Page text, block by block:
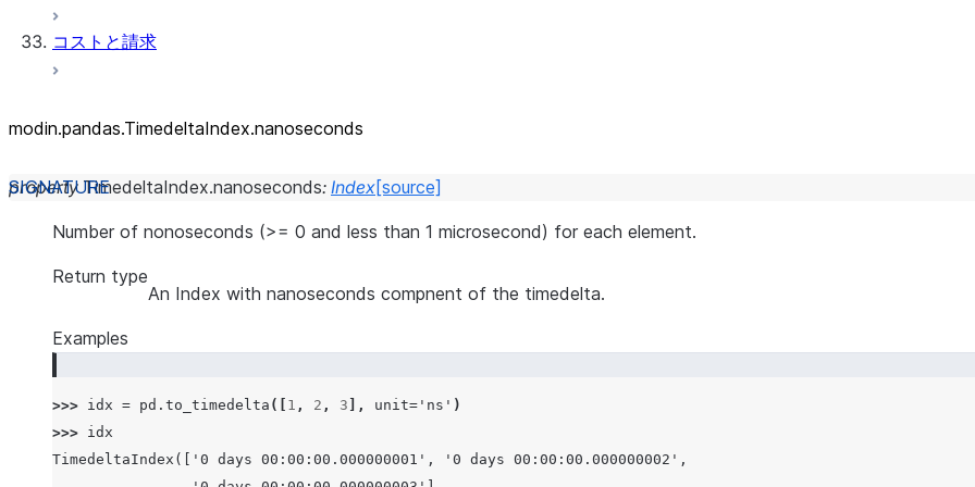
コストと請求
modin.pandas.TimedeltaIndex.nanoseconds
property TimedeltaIndex.nanoseconds: Index[source]
Number of nonoseconds (>= 0 and less than 1 microsecond) for each element.
Return type
An Index with nanoseconds compnent of the timedelta.
Examples
>>> idx = pd . to_timedelta ([ 1 , 2 , 3 ], unit= 'ns' )
>>> idx
TimedeltaIndex(['0 days 00:00:00.000000001', '0 days 00:00:00.000000002',